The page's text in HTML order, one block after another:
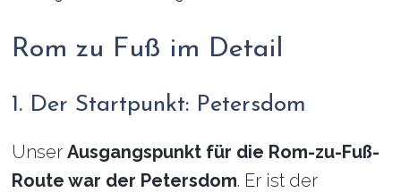
Rom zu Fuß im Detail
1. Der Startpunkt: Petersdom
UnserAusgangspunkt für die Rom-zu-Fuß-
Route war der Petersdom. Er ist der